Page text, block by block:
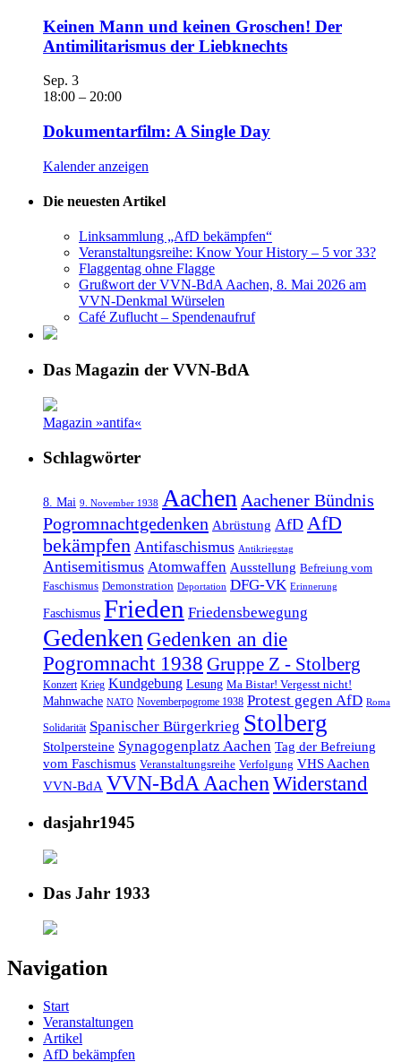
Keinen Mann und keinen Groschen! Der
Antimilitarismus der Liebknechts
Sep. 3
18:00 – 20:00
Dokumentarfilm: A Single Day
Kalender anzeigen
Die neuesten Artikel
Linksammlung „AfD bekämpfen“
Veranstaltungsreihe: Know Your History – 5 vor 33?
Flaggentag ohne Flagge
Grußwort der VVN-BdA Aachen, 8. Mai 2026 am
VVN-Denkmal Würselen
Café Zuflucht – Spendenaufruf
Das Magazin der VVN-BdA
Magazin »antifa«
Schlagwörter
8. Mai 9. November 1938 Aachen Aachener Bündnis
Pogromnachtgedenken Abrüstung AfD AfD
bekämpfen Antifaschismus Antikriegstag
Antisemitismus Atomwaffen Ausstellung Befreiung vom
Faschismus Demonstration Deportation DFG-VK Erinnerung
Faschismus Frieden Friedensbewegung
Gedenken Gedenken an die
Pogromnacht 1938 Gruppe Z - Stolberg
Konzert Krieg Kundgebung Lesung Ma Bistar! Vergesst nicht!
Mahnwache NATO Novemberpogrome 1938 Protest gegen AfD Roma
Solidarität Spanischer Bürgerkrieg Stolberg
Stolpersteine Synagogenplatz Aachen Tag der Befreiung
vom Faschismus Veranstaltungsreihe Verfolgung VHS Aachen
VVN-BdA VVN-BdA AachenWiderstand
dasjahr1945
Das Jahr 1933
Navigation
Start
Veranstaltungen
Artikel
AfD bekämpfen